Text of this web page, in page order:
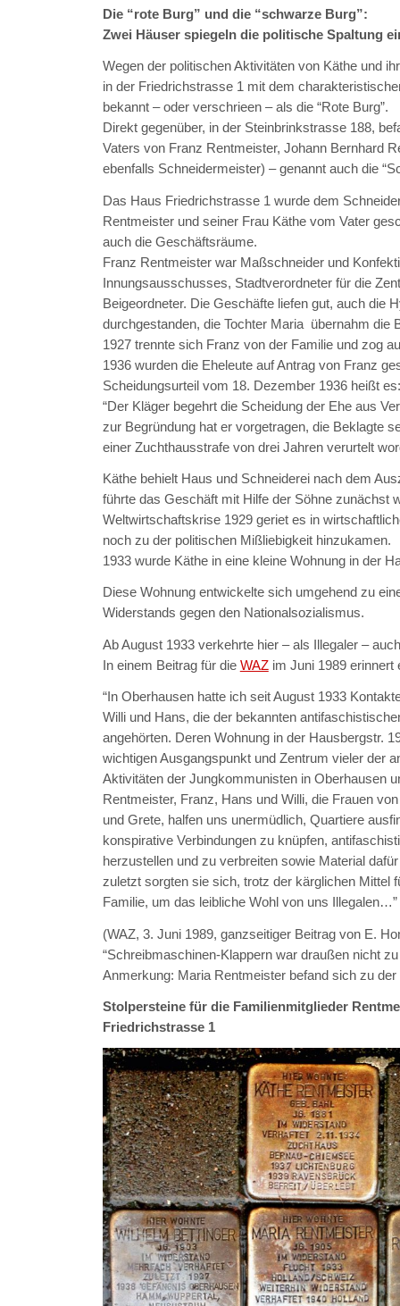
Die “rote Burg” und die “schwarze Burg”:
Zwei Häuser spiegeln die politische Spaltung
Wegen der politischen Aktivitäten von Käthe und
in der Friedrichstrasse 1 mit dem
bekannt – oder verschrieen – als die “Rote Burg”.
Direkt gegenüber, in der Steinbrinkstrasse 188,
Vaters von Franz Rentmeister, Johann Bernhard
ebenfalls Schneidermeister) – genannt auch die
Das Haus Friedrichstrasse 1 wurde dem
Rentmeister und seiner Frau Käthe vom Vater
auch die Geschäftsräume.
Franz Rentmeister war Maßschneider und
Innungsausschusses, Stadtverordneter für die
Beigeordneter. Die Geschäfte liefen gut, auch die
durchgestanden, die Tochter Maria übernahm die
1927 trennte sich Franz von der Familie und zog
1936 wurden die Eheleute auf Antrag von Franz
Scheidungsurteil vom 18. Dezember 1936 heißt es:
“Der Kläger begehrt die Scheidung der Ehe aus
zur Begründung hat er vorgetragen, die Beklagte
einer Zuchthausstrafe von drei Jahren verurtelt
Käthe behielt Haus und Schneiderei nach dem
führte das Geschäft mit Hilfe der Söhne zunächst
Weltwirtschaftskrise 1929 geriet es in
noch zu der politischen Mißliebigkeit hinzukamen.
1933 wurde Käthe in eine kleine Wohnung in der
Diese Wohnung entwickelte sich umgehend zu
Widerstands gegen den Nationalsozialismus.
Ab August 1933 verkehrte hier – als Illegaler –
In einem Beitrag für die WAZim Juni 1989 erinnert
“In Oberhausen hatte ich seit August 1933
Willi und Hans, die der bekannten
angehörten. Deren Wohnung in der Hausbergstr.
wichtigen Ausgangspunkt und Zentrum vieler der
Aktivitäten der Jungkommunisten in Oberhausen
Rentmeister, Franz, Hans und Willi, die Frauen
und Grete, halfen uns unermüdlich, Quartiere
konspirative Verbindungen zu knüpfen,
herzustellen und zu verbreiten sowie Material
zuletzt sorgten sie sich, trotz der kärglichen Mittel
Familie, um das leibliche Wohl von uns Illegalen…”
(WAZ, 3. Juni 1989, ganzseitiger Beitrag von E.
“Schreibmaschinen-Klappern war draußen nicht zu
Anmerkung: Maria Rentmeister befand sich zu
Stolpersteine für die Familienmitglieder
Friedrichstrasse 1